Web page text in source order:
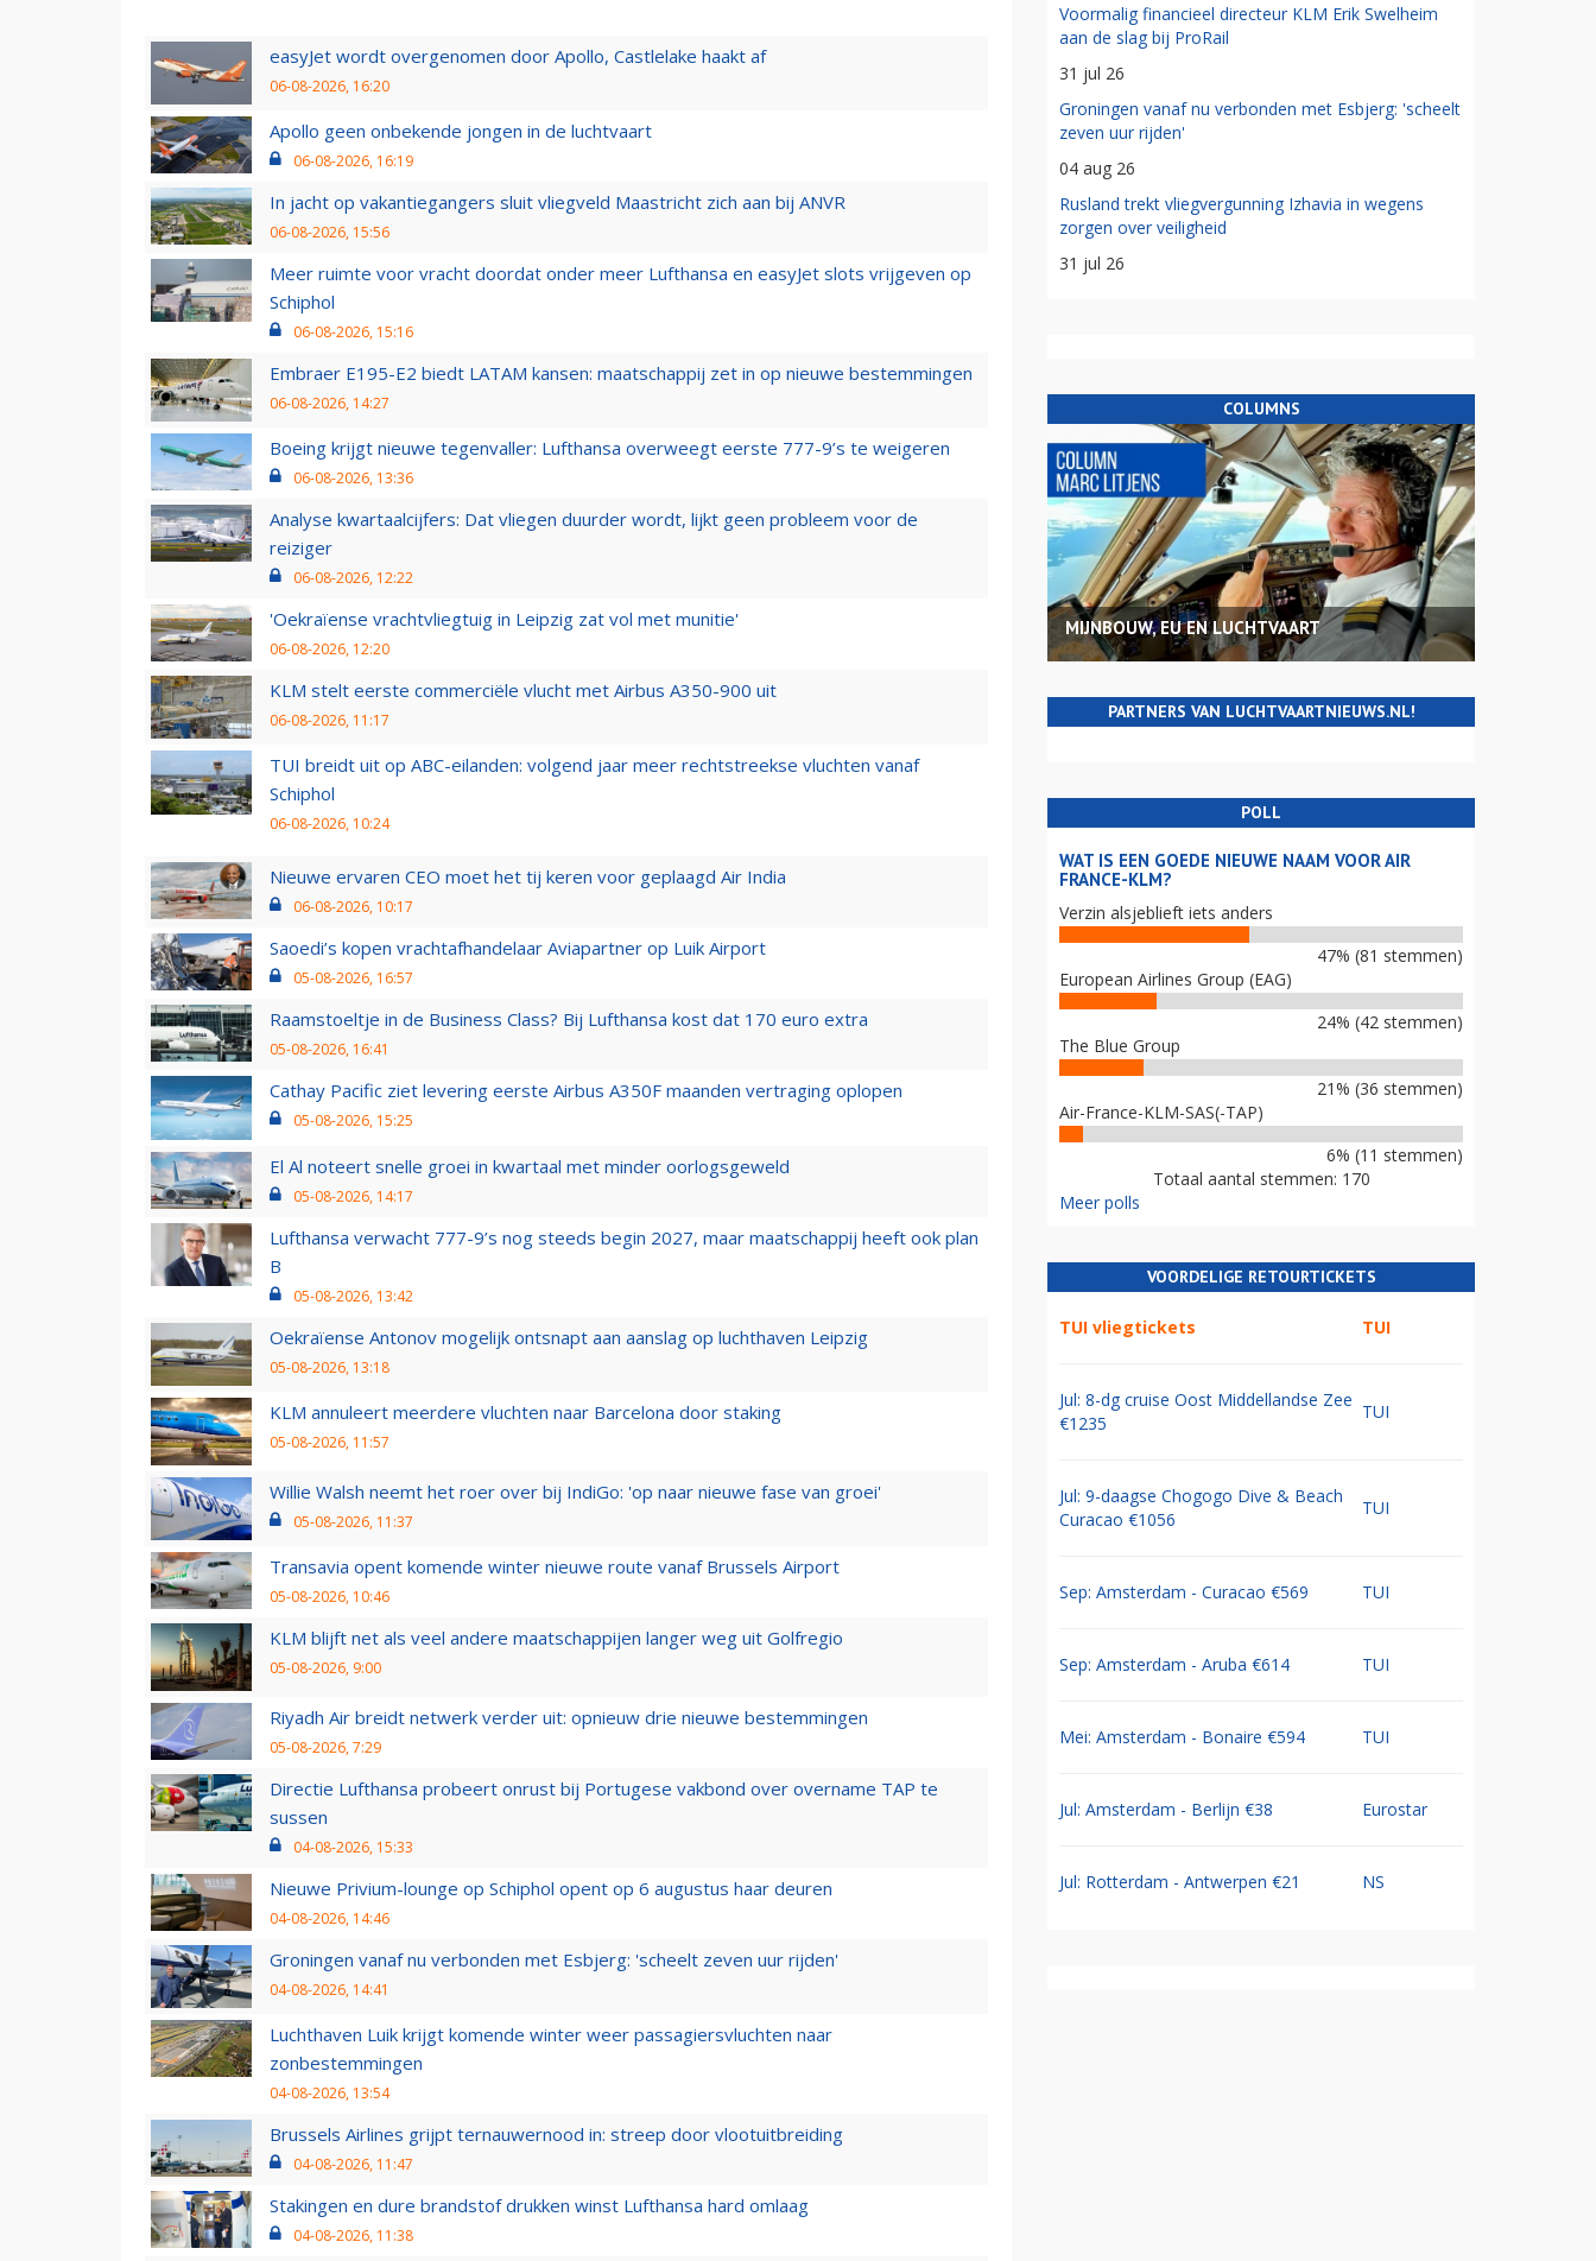
easyJet wordt overgenomen door Apollo, Castlelake haakt af
06-08-2026, 16:20
Apollo geen onbekende jongen in de luchtvaart
06-08-2026, 16:19
In jacht op vakantiegangers sluit vliegveld Maastricht zich aan bij ANVR
06-08-2026, 15:56
Meer ruimte voor vracht doordat onder meer Lufthansa en easyJet slots vrijgeven op
Schiphol
06-08-2026, 15:16
Embraer E195-E2 biedt LATAM kansen: maatschappij zet in op nieuwe bestemmingen
06-08-2026, 14:27
Boeing krijgt nieuwe tegenvaller: Lufthansa overweegt eerste 777-9’s te weigeren
06-08-2026, 13:36
Analyse kwartaalcijfers: Dat vliegen duurder wordt, lijkt geen probleem voor de
reiziger
06-08-2026, 12:22
'Oekraïense vrachtvliegtuig in Leipzig zat vol met munitie'
06-08-2026, 12:20
KLM stelt eerste commerciële vlucht met Airbus A350-900 uit
06-08-2026, 11:17
TUI breidt uit op ABC-eilanden: volgend jaar meer rechtstreekse vluchten vanaf
Schiphol
06-08-2026, 10:24
Nieuwe ervaren CEO moet het tij keren voor geplaagd Air India
06-08-2026, 10:17
Saoedi’s kopen vrachtafhandelaar Aviapartner op Luik Airport
05-08-2026, 16:57
Raamstoeltje in de Business Class? Bij Lufthansa kost dat 170 euro extra
05-08-2026, 16:41
Cathay Pacific ziet levering eerste Airbus A350F maanden vertraging oplopen
05-08-2026, 15:25
El Al noteert snelle groei in kwartaal met minder oorlogsgeweld
05-08-2026, 14:17
Lufthansa verwacht 777-9’s nog steeds begin 2027, maar maatschappij heeft ook plan
B
05-08-2026, 13:42
Oekraïense Antonov mogelijk ontsnapt aan aanslag op luchthaven Leipzig
05-08-2026, 13:18
KLM annuleert meerdere vluchten naar Barcelona door staking
05-08-2026, 11:57
Willie Walsh neemt het roer over bij IndiGo: 'op naar nieuwe fase van groei'
05-08-2026, 11:37
Transavia opent komende winter nieuwe route vanaf Brussels Airport
05-08-2026, 10:46
KLM blijft net als veel andere maatschappijen langer weg uit Golfregio
05-08-2026, 9:00
Riyadh Air breidt netwerk verder uit: opnieuw drie nieuwe bestemmingen
05-08-2026, 7:29
Directie Lufthansa probeert onrust bij Portugese vakbond over overname TAP te
sussen
04-08-2026, 15:33
Nieuwe Privium-lounge op Schiphol opent op 6 augustus haar deuren
04-08-2026, 14:46
Groningen vanaf nu verbonden met Esbjerg: 'scheelt zeven uur rijden'
04-08-2026, 14:41
Luchthaven Luik krijgt komende winter weer passagiersvluchten naar
zonbestemmingen
04-08-2026, 13:54
Brussels Airlines grijpt ternauwernood in: streep door vlootuitbreiding
04-08-2026, 11:47
Stakingen en dure brandstof drukken winst Lufthansa hard omlaag
04-08-2026, 11:38
Voormalig financieel directeur KLM Erik Swelheim
aan de slag bij ProRail
31 jul 26
Groningen vanaf nu verbonden met Esbjerg: 'scheelt
zeven uur rijden'
04 aug 26
Rusland trekt vliegvergunning Izhavia in wegens
zorgen over veiligheid
31 jul 26
COLUMNS
MIJNBOUW, EU EN LUCHTVAART
PARTNERS VAN LUCHTVAARTNIEUWS.NL!
POLL
WAT IS EEN GOEDE NIEUWE NAAM VOOR AIR
FRANCE-KLM?
Verzin alsjeblieft iets anders
47% (81 stemmen)
European Airlines Group (EAG)
24% (42 stemmen)
The Blue Group
21% (36 stemmen)
Air-France-KLM-SAS(-TAP)
6% (11 stemmen)
Totaal aantal stemmen: 170
Meer polls
VOORDELIGE RETOURTICKETS
TUI vliegtickets TUI
Jul: 8-dg cruise Oost Middellandse Zee
€1235
TUI
Jul: 9-daagse Chogogo Dive & Beach
Curacao €1056
TUI
Sep: Amsterdam - Curacao €569 TUI
Sep: Amsterdam - Aruba €614 TUI
Mei: Amsterdam - Bonaire €594 TUI
Jul: Amsterdam - Berlijn €38 Eurostar
Jul: Rotterdam - Antwerpen €21 NS